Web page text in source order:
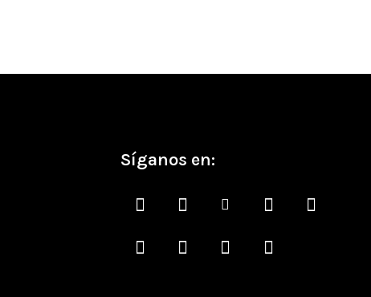
Síganos en: